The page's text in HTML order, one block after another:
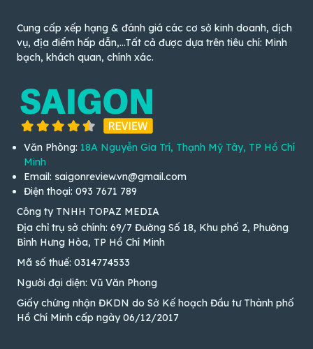
Cung cấp xếp hạng & đánh giá các cơ sở kinh doanh, dịch
vụ, địa điểm hấp dẫn,...Tất cả được dựa trên tiêu chí: Minh
bạch, khách quan, chính xác.
Văn Phòng: 18A Nguyễn Gia Trí, Thạnh Mỹ Tây, TP Hồ Chí
Minh
Email: saigonreview.vn@gmail.com
Điện thoại: 093 7671 789
Công ty TNHH TOPAZ MEDIA
Địa chỉ trụ sở chính: 69/7 Đường Số 18, Khu phố 2, Phường
Bình Hưng Hòa, TP Hồ Chí Minh
Mã số thuế: 0314774533
Người đại diện: Vũ Văn Phong
Giấy chứng nhận ĐKDN do Sở Kế hoạch Đầu tư Thành phố
Hồ Chí Minh cấp ngày 06/12/2017